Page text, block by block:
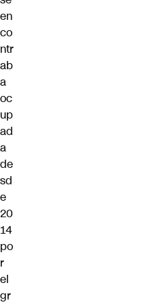
en
co
ntr
ab
a
oc
up
ad
a
de
sd
e
20
14
po
r
el
gr